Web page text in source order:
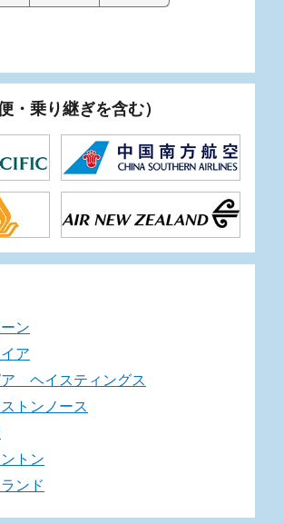
・乗り継ぎを含む）
ン
ア
ア ヘイスティングス
トンノース
トン
ンド